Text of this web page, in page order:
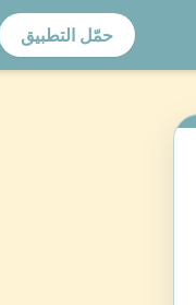
حمّل التطبيق